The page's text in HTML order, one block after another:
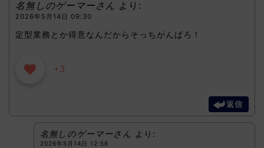
名無しのゲーマーさん より:
2026年5月14日 09:30
定型業務とか得意なんだからそっちがんばろ！
+3
返信
名無しのゲーマーさん より:
2026年5月14日 12:56